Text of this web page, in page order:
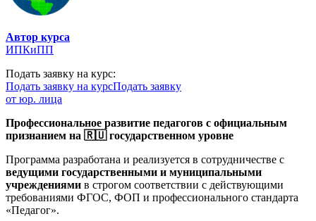
Автор курса
ИПКиПП
Подать заявку на курс:
Подать заявку на курсПодать заявку
от юр. лица
Профессиональное развитие педагогов с официальным
признанием на 🇷🇺 государственном уровне
Программа разработана и реализуется в сотрудничестве с
ведущими государственными и муниципальными
учреждениями в строгом соответствии с действующими
требованиями ФГОС, ФОП и профессионального стандарта
«Педагог».